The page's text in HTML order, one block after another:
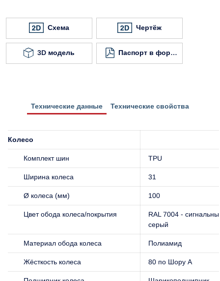
Схема Чертёж
3D модель Паспорт в формате
Технические данные Технические свойства
Колесо
Комплект шин TPU
Ширина колеса 31
Ø колеса (мм) 100
Цвет обода колеса/покрытия
RAL 7004 -
серый
Материал обода колеса Полиамид
Жёсткость колеса 80 по Шору А